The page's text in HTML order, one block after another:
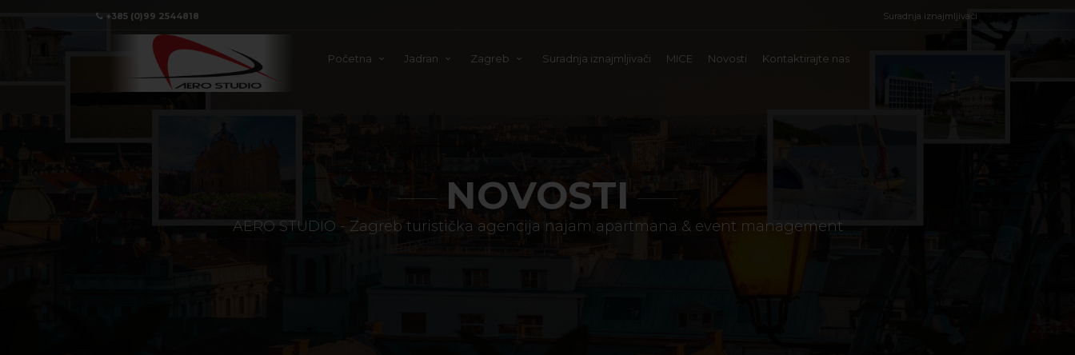
+385 (0)99 2544818 Suradnja iznajmljivači
Početna Jadran Zagreb Suradnja iznajmljivači MICE Novosti Kontaktirajte nas
NOVOSTI
AERO STUDIO - Zagreb turistička agencija najam apartmana & event management